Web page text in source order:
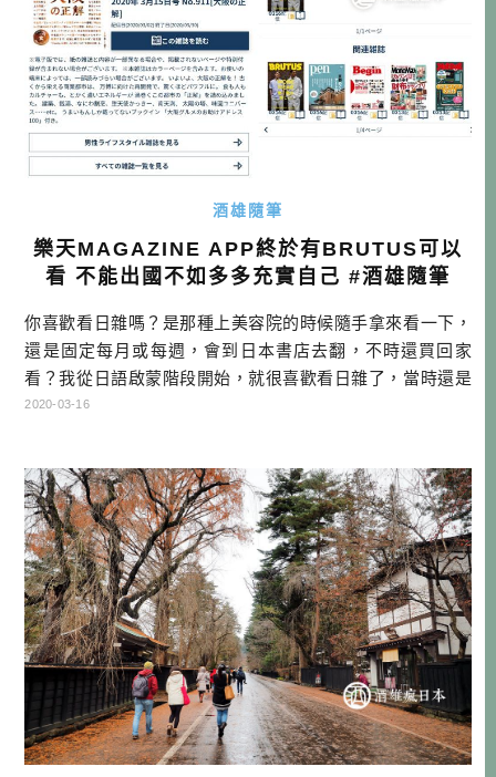
酒雄隨筆
樂天MAGAZINE APP終於有BRUTUS可以
看 不能出國不如多多充實自己 #酒雄隨筆
你喜歡看日雜嗎？是那種上美容院的時候隨手拿來看一下，
還是固定每月或每週，會到日本書店去翻，不時還買回家
看？我從日語啟蒙階段開始，就很喜歡看日雜了，當時還是
電玩少年的我，還到漫畫便利屋訂閱的就是「電擊PLAYSTAT
之外，我於2018年就已經改用APP看日雜了。好處有三： 1.
APP […]…
2020-03-16